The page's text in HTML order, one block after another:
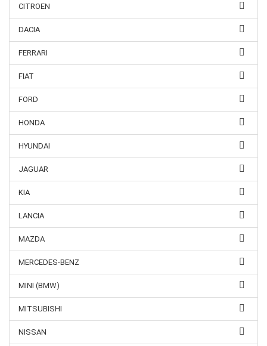
CITROEN
DACIA
FERRARI
FIAT
FORD
HONDA
HYUNDAI
JAGUAR
KIA
LANCIA
MAZDA
MERCEDES-BENZ
MINI (BMW)
MITSUBISHI
NISSAN